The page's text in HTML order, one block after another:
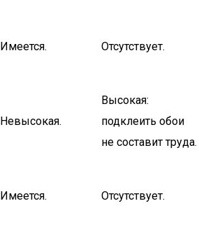
Имеется. Отсутствует.
Невысокая.
Высокая:
подклеить обои
не составит труда.
Имеется. Отсутствует.